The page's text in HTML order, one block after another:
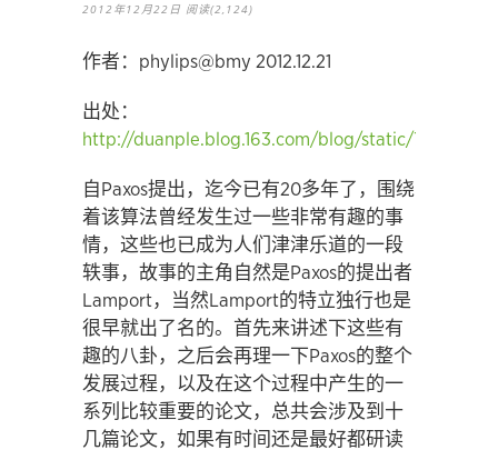
2012年12月22日 阅读(2,124)
作者：phylips@bmy 2012.12.21
出处：
http://duanple.blog.163.com/blog/static/
自Paxos提出，迄今已有20多年了，围绕
着该算法曾经发生过一些非常有趣的事
情，这些也已成为人们津津乐道的一段
轶事，故事的主角自然是Paxos的提出者
Lamport，当然Lamport的特立独行也是
很早就出了名的。首先来讲述下这些有
趣的八卦，之后会再理一下Paxos的整个
发展过程，以及在这个过程中产生的一
系列比较重要的论文，总共会涉及到十
几篇论文，如果有时间还是最好都研读